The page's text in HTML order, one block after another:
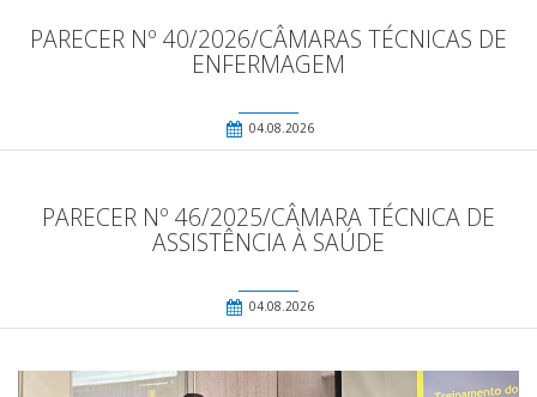
PARECER Nº 40/2026/CÂMARAS TÉCNICAS DE
ENFERMAGEM
04.08.2026
PARECER Nº 46/2025/CÂMARA TÉCNICA DE
ASSISTÊNCIA À SAÚDE
04.08.2026